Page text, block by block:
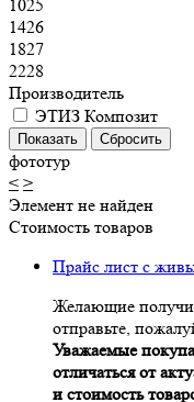
1025
1426
1827
2228
Производитель
ЭТИЗ Композит
фототур
< >
Элемент не найден
Стоимость товаров
Прайс лист с
Желающие
отправьте,
Уважаемые
отличаться от
и стоимость